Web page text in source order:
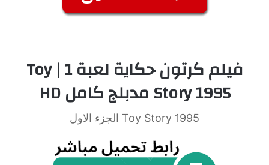
فيلم كرتون حكاية لعبة 1 | Toy
Story 1995 مدبلج كامل HD
Toy Story 1995 الجزء الاول